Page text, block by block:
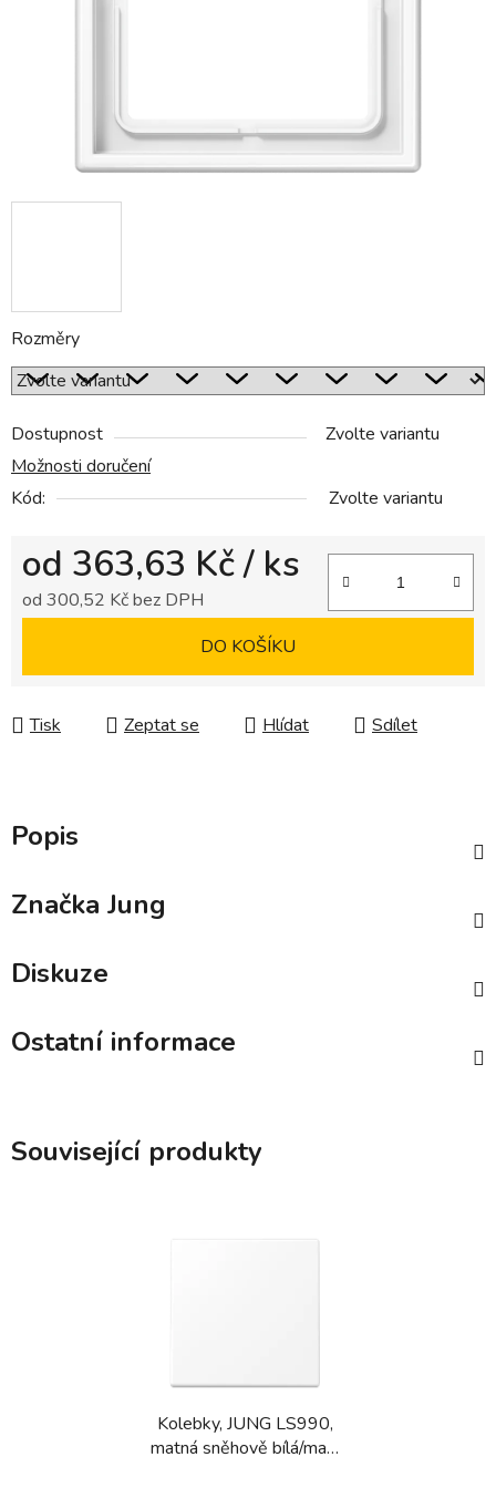
Rozměry
Dostupnost
Zvolte variantu
Možnosti doručení
Kód:
Zvolte variantu
od 363,63 Kč/ ks
od 300,52 Kčbez DPH
DO KOŠÍKU
Tisk Zeptat se Hlídat Sdílet
Popis
Značka Jung
Diskuze
Ostatní informace
Související produkty
Kolebky, JUNG LS990,
matná sněhově bílá/matt